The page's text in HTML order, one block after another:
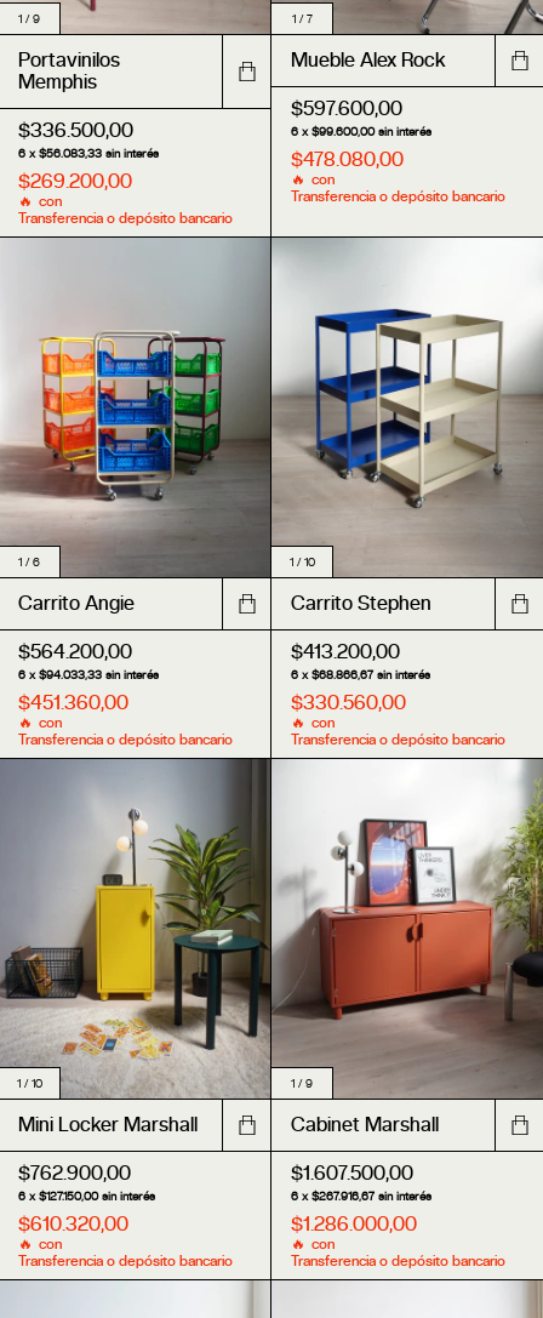
1 /9
Portavinilos
Memphis
$336.500,00
6 x$56.083,33 sin interés
$269.200,00
con
Transferencia o depósito bancario
1/7
Mueble Alex Rock
$597.600,00
6 x$99.600,00 sin interés
$478.080,00
con
Transferencia o depósito bancario
1 /6
Carrito Angie
$564.200,00
6 x$94.033,33 sin interés
$451.360,00
con
Transferencia o depósito bancario
1/10
Carrito Stephen
$413.200,00
6 x$68.866,67 sin interés
$330.560,00
con
Transferencia o depósito bancario
1/10
Mini Locker Marshall
$762.900,00
6 x$127.150,00 sin interés
$610.320,00
con
Transferencia o depósito bancario
1 /9
Cabinet Marshall
$1.607.500,00
6 x$267.916,67 sin interés
$1.286.000,00
con
Transferencia o depósito bancario